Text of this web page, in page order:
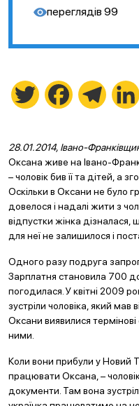
переглядів 99
Twitter Facebook
28.01.2014, Івано-
Оксана живе на Івано-
– чоловік бив її та дітей, а
Оскільки в Оксани не було
довелося і надалі жити з
відпустки жінка дізналася,
для неї не залишилося і
Одного разу подруга
Зарплатня становила 700
погодилася. У квітні 2009
зустріли чоловіка, який мав
Оксани виявилися
ними.
Коли вони прибули у Новий
працювати Оксана, – чоловік
документи. Там вона